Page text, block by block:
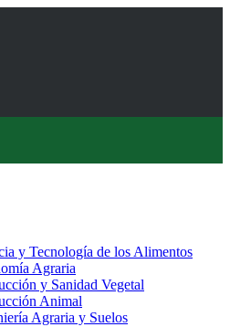
y Tecnología de los Alimentos
Agraria
y Sanidad Vegetal
Animal
Agraria y Suelos